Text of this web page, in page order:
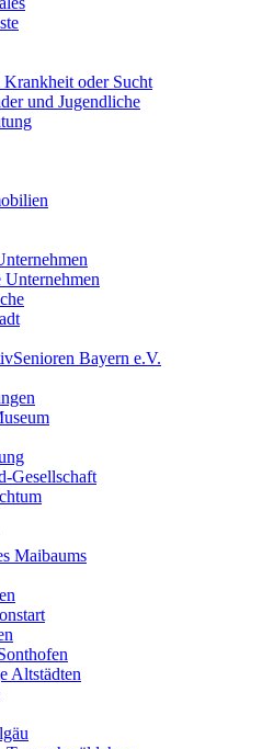
Krankheit oder Sucht
und Jugendliche
Unternehmen
Bayern e.V.
Gesellschaft
Maibaums
Altstädten